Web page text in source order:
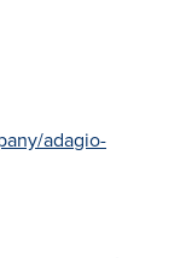
adagio-